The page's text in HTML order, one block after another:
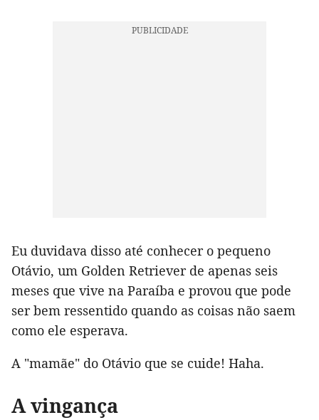
Eu duvidava disso até conhecer o pequeno
Otávio, um Golden Retriever de apenas seis
meses que vive na Paraíba e provou que pode
ser bem ressentido quando as coisas não saem
como ele esperava.
A "mamãe" do Otávio que se cuide! Haha.
A vingança